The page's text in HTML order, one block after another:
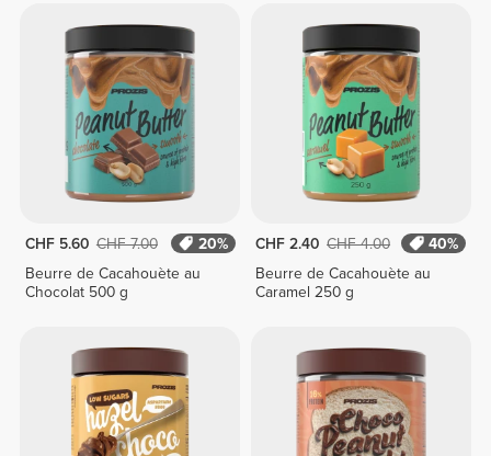
CHF 5.60 CHF 7.00
20%
Beurre de Cacahouète au
Chocolat 500 g
CHF 2.40 CHF 4.00
40%
Beurre de Cacahouète au
Caramel 250 g